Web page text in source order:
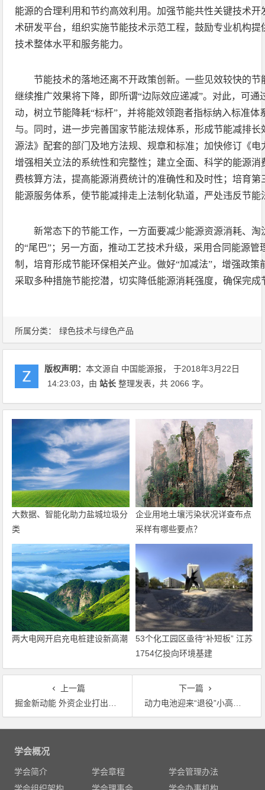
所属分类： 绿色技术与绿色产品
能源的合理利用和节约高效利用。加强节能共性关键技术
术研发平台，组织实施节能技术示范工程，鼓励专业机构
技术整体水平和服务能力。
节能技术的落地还离不开政策创新。一些见效较快的
继续推广效果将下降，即所谓“边际效应递减”。对此，可通
动，树立节能降耗“标杆”，并将能效领跑者指标纳入标准体
与。同时，进一步完善国家节能法规体系，形成节能减排
源法》配套的部门及地方法规、规章和标准；加快修订《
增强相关立法的系统性和完整性；建立全面、科学的能源
费核算方法，提高能源消费统计的准确性和及时性；培育
能源服务体系，使节能减排走上法制化轨道，严处违反节能
新常态下的节能工作，一方面要减少能源资源消耗、
的“尾巴”；另一方面，推动工艺技术升级，采用合同能源管
制，培育形成节能环保相关产业。做好“加减法”，增强政策
采取多种措施节能挖潜，切实降低能源消耗强度，确保完成
版权声明：本文源自 中国能源报， 于2018年3月22日
14:23:03，由站长 整理发表，共 2066 字。
大数据、智能化助力盐城垃圾分
类
企业用地土壤污染状况详查布点
采样有哪些要点？
两大电网开启充电桩建设新高潮
53个化工园区亟待“补短板” 江苏
1754亿投向环境基建
上一篇
掘金新动能 外资企业打出环保智造牌
下一篇
动力电池迎来“退役”小高峰 动力电池二次利用百亿级市场待开发
文
学会概况
学会简介 学会章程
学会管理办法